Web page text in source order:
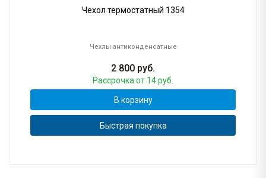
Чехол термостатный 1354
Чехлы антиконденсатные
2 800 руб.
Рассрочка от 14 руб.
В корзину
Быстрая покупка